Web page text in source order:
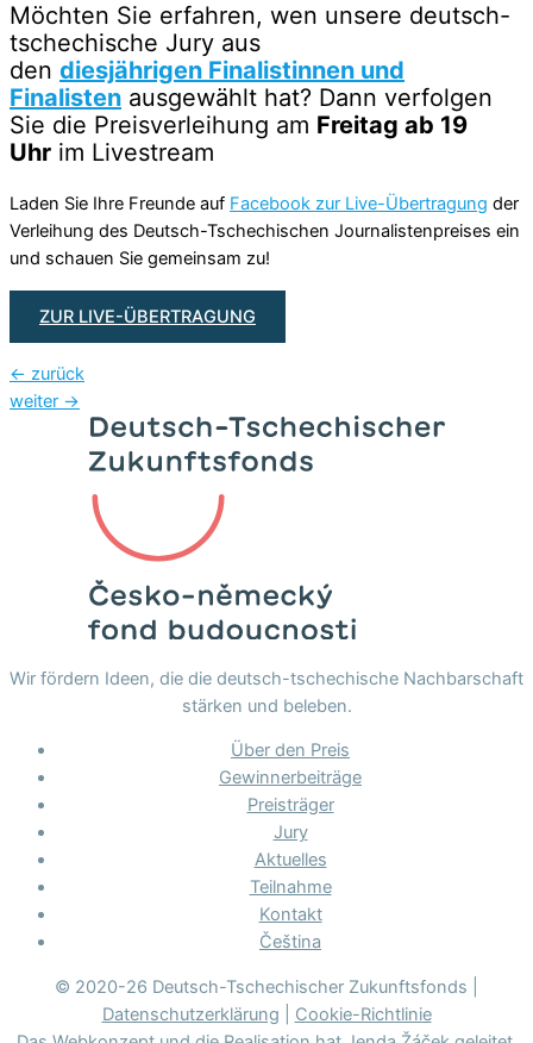
Möchten Sie erfahren, wen unsere deutsch-
tschechische Jury aus
den diesjährigen Finalistinnen und
Finalisten ausgewählt hat? Dann verfolgen
Sie die Preisverleihung am Freitag ab 19
Uhr im Livestream
Laden Sie Ihre Freunde auf Facebook zur Live-Übertragung der
Verleihung des Deutsch-Tschechischen Journalistenpreises ein
und schauen Sie gemeinsam zu!
ZUR LIVE-ÜBERTRAGUNG
← zurück
weiter →
Wir fördern Ideen, die die deutsch-tschechische Nachbarschaft
stärken und beleben.
Über den Preis
Gewinnerbeiträge
Preisträger
Jury
Aktuelles
Teilnahme
Kontakt
Čeština
© 2020-26 Deutsch-Tschechischer Zukunftsfonds |
Datenschutzerklärung
Cookie-Richtlinie